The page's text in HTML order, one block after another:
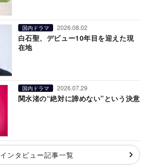
国内ドラマ 2026.08.02
白石聖、デビュー10年目を迎えた現
在地
国内ドラマ 2026.07.29
関水渚の“絶対に諦めない”という決意
インタビュー記事一覧